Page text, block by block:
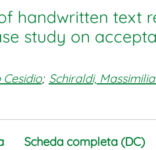
handwritten text
study on
; Schiraldi,
Scheda completa (DC)